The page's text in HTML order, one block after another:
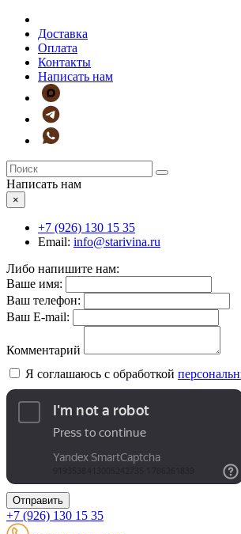
Доставка
Оплата
Контакты
Написать нам
Написать нам
×
+7 (926) 130 15 35
Email: info@starivina.ru
Либо напишите нам:
Ваше имя:
Ваш телефон:
Ваш E-mail:
Комментарий
Я соглашаюсь с обработкой
Отправить
+7 (926) 130 15 35